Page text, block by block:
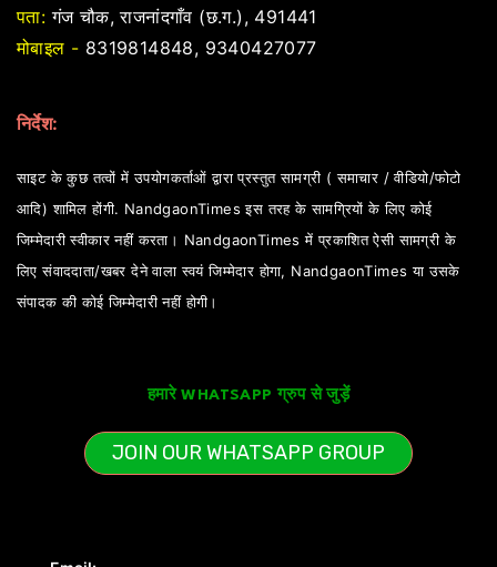
पता: गंज चौक, राजनांदगाँव (छ.ग.), 491441
मोबाइल - 8319814848, 9340427077
निर्देश:
साइट के कुछ तत्वों में उपयोगकर्ताओं द्वारा प्रस्तुत सामग्री ( समाचार / वीडियो/फोटो
आदि) शामिल होंगी. NandgaonTimes इस तरह के सामग्रियों के लिए कोई
जिम्मेदारी स्वीकार नहीं करता। NandgaonTimes में प्रकाशित ऐसी सामग्री के
लिए संवाददाता/खबर देने वाला स्वयं जिम्मेदार होगा, NandgaonTimes या उसके
संपादक की कोई जिम्मेदारी नहीं होगी।
हमारे WHATSAPP ग्रुप से जुड़ें
JOIN OUR WHATSAPP GROUP